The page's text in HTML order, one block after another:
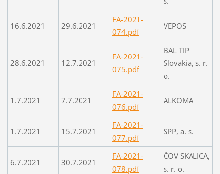
16.6.2021 29.6.2021
FA-2021-
074.pdf
VEPOS
28.6.2021 12.7.2021
FA-2021-
075.pdf
BAL TIP
Slovakia, s. r.
o.
1.7.2021 7.7.2021
FA-2021-
076.pdf
ALKOMA
1.7.2021 15.7.2021
FA-2021-
077.pdf
SPP, a. s.
6.7.2021 30.7.2021
FA-2021-
078.pdf
ČOV SKALICA,
s. r. o.